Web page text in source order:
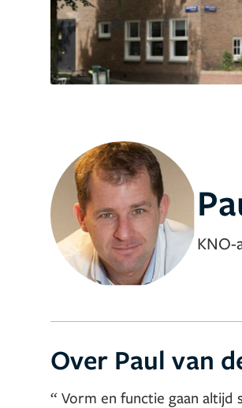
KNO-
Over Paul van
“ Vorm en functie gaan altijd